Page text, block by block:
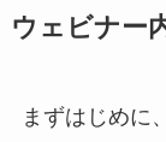
ウェビナー
まずはじめに